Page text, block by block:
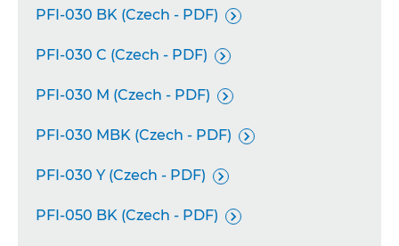
PFI-030 BK (Czech - PDF) 
PFI-030 C (Czech - PDF) 
PFI-030 M (Czech - PDF) 
PFI-030 MBK (Czech - PDF) 
PFI-030 Y (Czech - PDF) 
PFI-050 BK (Czech - PDF) 